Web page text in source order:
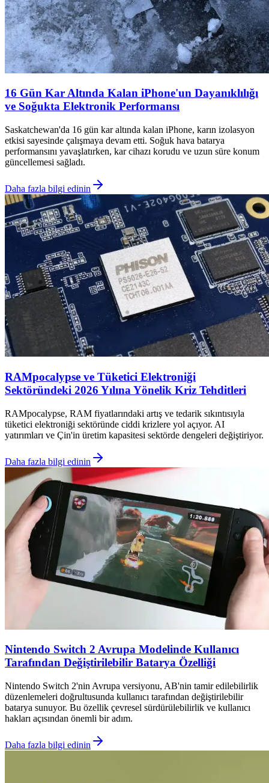
16 Gün Kar Altında Kalan iPhone'un Dayanıklılığı
ve Soğukta Elektronik Performansı
Saskatchewan'da 16 gün kar altında kalan iPhone, karın izolasyon
etkisi sayesinde çalışmaya devam etti. Soğuk hava batarya
performansını yavaşlatırken, kar cihazı korudu ve uzun süre konum
güncellemesi sağladı.
Daha fazla bilgi edinin
RAMpocalypse ve Tüketici Elektroniği
Sektöründeki 2026 Yılına Yönelik Kriz Tehditleri
RAMpocalypse, RAM fiyatlarındaki artış ve tedarik sıkıntısıyla
tüketici elektroniği sektöründe ciddi krizlere yol açıyor. AI
yatırımları ve Çin'in üretim kapasitesi sektörde dengeleri değiştiriyor.
Daha fazla bilgi edinin
Nintendo Switch 2 Avrupa Modelinde Kullanıcı
Tarafından Değiştirilebilir Batarya Özelliği
Nintendo Switch 2'nin Avrupa versiyonu, AB'nin tamir edilebilirlik
düzenlemeleri doğrultusunda kullanıcı tarafından değiştirilebilir
batarya sunuyor. Bu özellik çevresel sürdürülebilirlik ve kullanıcı
hakları açısından önemli bir adım.
Daha fazla bilgi edinin